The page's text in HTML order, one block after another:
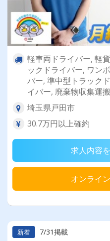
軽車両ドライバー, 軽
ックドライバー, ワン
バー, 準中型トラック
イバー, 廃棄物収集運
埼玉県戸田市
30.7万円以上確約
求人内容
オンライ
新着 7/31掲載